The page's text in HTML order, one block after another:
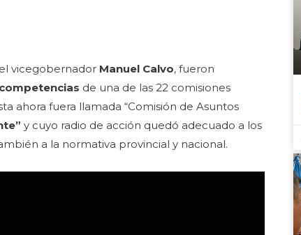
vicegobernador Manuel Calvo, fueron
de una de las 22 comisiones
ahora fuera llamada “Comisión de Asuntos
y cuyo radio de acción quedó adecuado a los
a la normativa provincial y nacional.